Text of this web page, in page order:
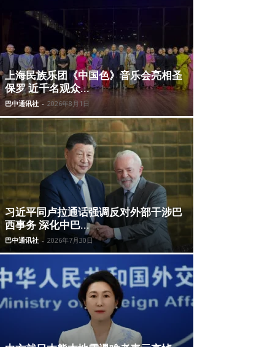
上海民族乐团《中国色》音乐会亮相圣
保罗 近千名观众...
巴中通讯社 - 2026年8月1日
习近平同卢拉通话强调反对外部干涉巴
西事务 深化中巴...
巴中通讯社 - 2026年7月30日